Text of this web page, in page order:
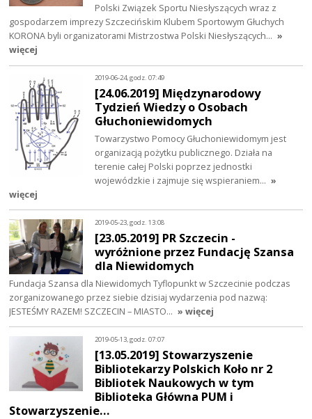
Polski Związek Sportu Niesłyszących wraz z
gospodarzem imprezy Szczecińskim Klubem Sportowym Głuchych
KORONA byli organizatorami Mistrzostwa Polski Niesłyszących… »
więcej
2019-06-24, godz. 07:49
[24.06.2019] Międzynarodowy
Tydzień Wiedzy o Osobach
Głuchoniewidomych
Towarzystwo Pomocy Głuchoniewidomym jest
organizacją pożytku publicznego. Działa na
terenie całej Polski poprzez jednostki
wojewódzkie i zajmuje się wspieraniem… »
więcej
2019-05-23, godz. 13:08
[23.05.2019] PR Szczecin -
wyróżnione przez Fundację Szansa
dla Niewidomych
Fundacja Szansa dla Niewidomych Tyflopunkt w Szczecinie podczas
zorganizowanego przez siebie dzisiaj wydarzenia pod nazwą:
JESTEŚMY RAZEM! SZCZECIN – MIASTO… » więcej
2019-05-13, godz. 07:07
[13.05.2019] Stowarzyszenie
Bibliotekarzy Polskich Koło nr 2
Bibliotek Naukowych w tym
Biblioteka Główna PUM i
Stowarzyszenie…